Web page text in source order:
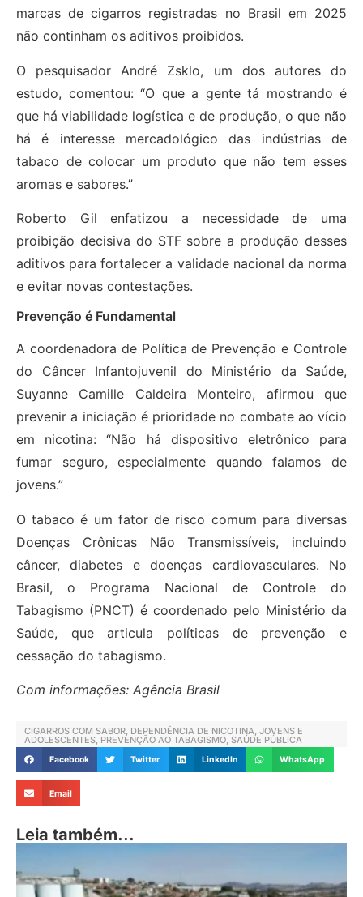
marcas de cigarros registradas no Brasil em 2025
não continham os aditivos proibidos.
O pesquisador André Zsklo, um dos autores do
estudo, comentou: “O que a gente tá mostrando é
que há viabilidade logística e de produção, o que não
há é interesse mercadológico das indústrias de
tabaco de colocar um produto que não tem esses
aromas e sabores.”
Roberto Gil enfatizou a necessidade de uma
proibição decisiva do STF sobre a produção desses
aditivos para fortalecer a validade nacional da norma
e evitar novas contestações.
Prevenção é Fundamental
A coordenadora de Política de Prevenção e Controle
do Câncer Infantojuvenil do Ministério da Saúde,
Suyanne Camille Caldeira Monteiro, afirmou que
prevenir a iniciação é prioridade no combate ao vício
em nicotina: “Não há dispositivo eletrônico para
fumar seguro, especialmente quando falamos de
jovens.”
O tabaco é um fator de risco comum para diversas
Doenças Crônicas Não Transmissíveis, incluindo
câncer, diabetes e doenças cardiovasculares. No
Brasil, o Programa Nacional de Controle do
Tabagismo (PNCT) é coordenado pelo Ministério da
Saúde, que articula políticas de prevenção e
cessação do tabagismo.
Com informações: Agência Brasil
CIGARROS COM SABOR DEPENDÊNCIA DE NICOTINA JOVENS E
ADOLESCENTES PREVENÇÃO AO TABAGISMO SAÚDE PÚBLICA
Facebook Twitter LinkedIn WhatsApp
Email
Leia também...